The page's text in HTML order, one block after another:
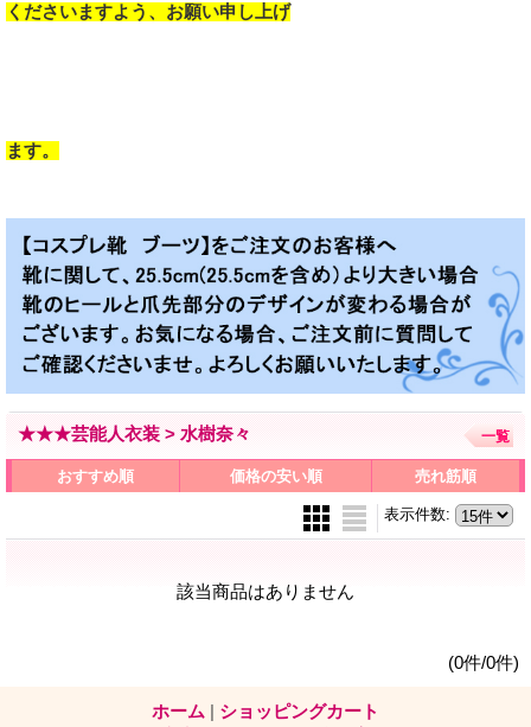
くださいますよう、お願い申し上げ
ます。
★★★芸能人衣装 > 水樹奈々 一覧
おすすめ順 価格の安い順 売れ筋順
表示件数:
該当商品はありません
(0件/0件)
ホーム | ショッピングカート